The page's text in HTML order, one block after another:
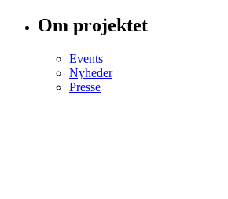
Om projektet
Events
Nyheder
Presse